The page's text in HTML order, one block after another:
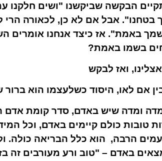
הבקשה שביקשנו "ושים חלקנו
אבל אם לא כן, לכאורה הרי
באמת". אז כיצד אנחנו אומרים
בשמו באמת?
ואז לבקש
אם לאו, היסוד כשלעצמו הוא ברור
ומדה שיש באדם, סדר קומת אדם
טובות כולם קיימים באדם, וכל
הרבה, הוא כלל הבריאה כולה.
באדם – "טוב ורע מעורבים זה